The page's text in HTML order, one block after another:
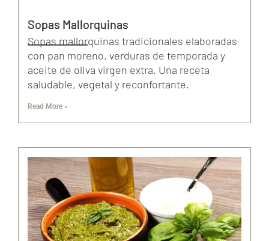
Sopas Mallorquinas
Sopas mallorquinas tradicionales elaboradas
con pan moreno, verduras de temporada y
aceite de oliva virgen extra. Una receta
saludable, vegetal y reconfortante.
Read More »